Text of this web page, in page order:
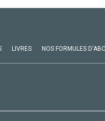
LIVRES NOS FORMULES